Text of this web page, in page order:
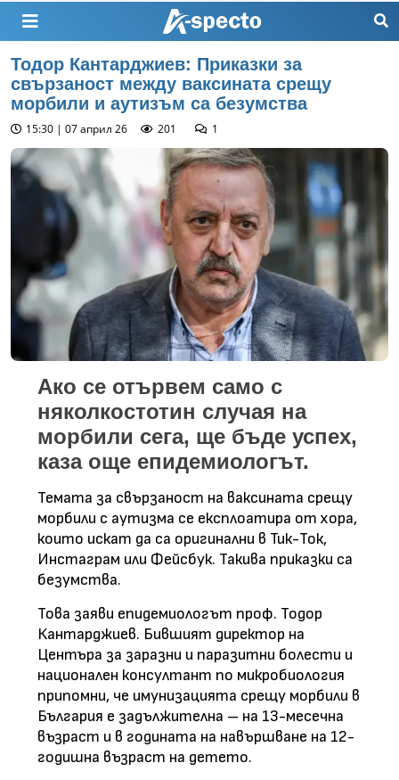
Тодор Кантарджиев: Приказки за
свързаност между ваксината срещу
морбили и аутизъм са безумства
15:30 | 07 април 26 201 1
Ако се отървем само с
няколкостотин случая на
морбили сега, ще бъде успех,
каза още епидемиологът.
Темата за свързаност на ваксината срещу
морбили с аутизма се експлоатира от хора,
които искат да са оригинални в Тик-Ток,
Инстаграм или Фейсбук. Такива приказки са
безумства.
Това заяви епидемиологът проф. Тодор
Кантарджиев. Бившият директор на
Центъра за заразни и паразитни болести и
национален консултант по микробиология
припомни, че имунизацията срещу морбили в
България е задължителна – на 13-месечна
възраст и в годината на навършване на 12-
годишна възраст на детето.